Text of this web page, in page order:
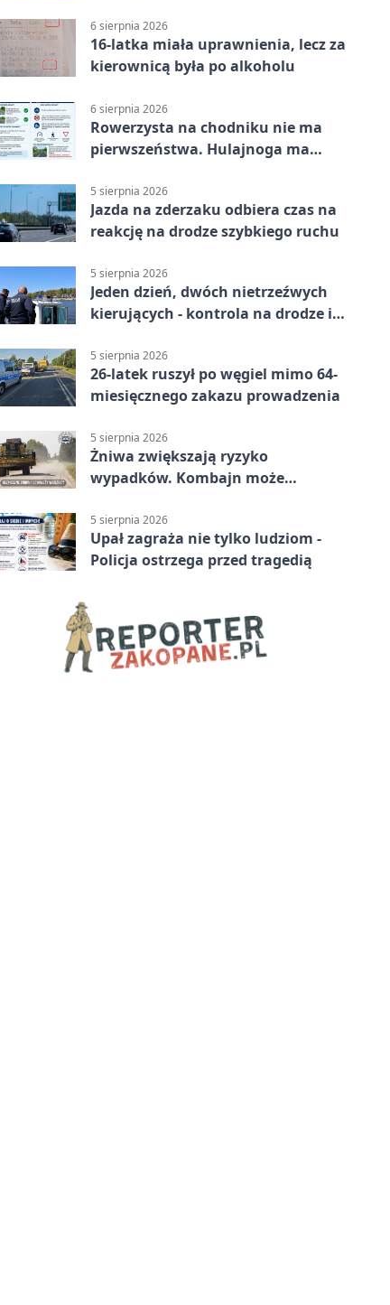
6 sierpnia 2026
16-latka miała uprawnienia, lecz za
kierownicą była po alkoholu
6 sierpnia 2026
Rowerzysta na chodniku nie ma
pierwszeństwa. Hulajnoga ma
5 sierpnia 2026
Jazda na zderzaku odbiera czas na
reakcję na drodze szybkiego ruchu
5 sierpnia 2026
Jeden dzień, dwóch nietrzeźwych
kierujących - kontrola na drodze i
5 sierpnia 2026
26-latek ruszył po węgiel mimo 64-
miesięcznego zakazu prowadzenia
5 sierpnia 2026
Żniwa zwiększają ryzyko
wypadków. Kombajn może
5 sierpnia 2026
Upał zagraża nie tylko ludziom -
Policja ostrzega przed tragedią